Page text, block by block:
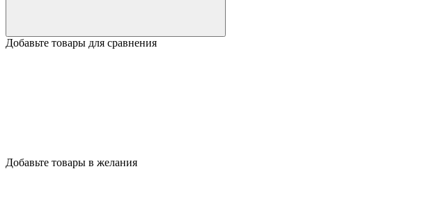
Добавьте товары для сравнения
Добавьте товары в желания